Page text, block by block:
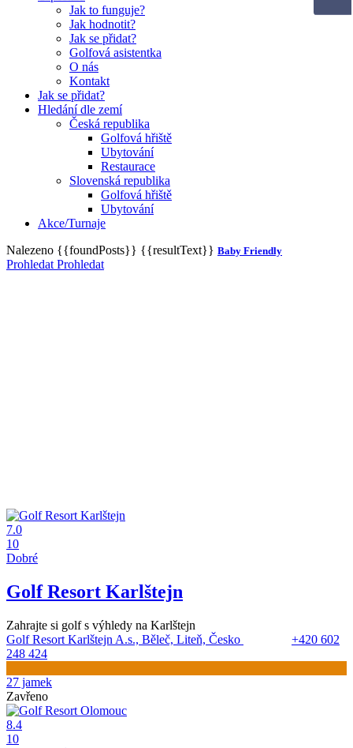
Jak to funguje?
Jak hodnotit?
Jak se přidat?
Golfová asistentka
O nás
Kontakt
Jak se přidat?
Hledání dle zemí
Česká republika
Golfová hřiště
Ubytování
Restaurace
Slovenská republika
Golfová hřiště
Ubytování
Akce/Turnaje
Nalezeno {{foundPosts}} {{resultText}} Baby Friendly
Prohledat Prohledat
7.0
10
Dobré
Golf Resort Karlštejn
Zahrajte si golf s výhledy na Karlštejn
Golf Resort Karlštejn A.s., Běleč, Liteň, Česko
+420 602
248 424
27 jamek
Zavřeno
8.4
10